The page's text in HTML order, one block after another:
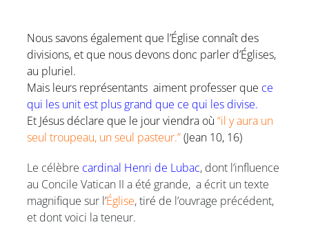
Nous savons également que l’Église connaît des
divisions, et que nous devons donc parler d’Églises,
au pluriel.
Mais leurs représentants aiment professer que ce
qui les unit est plus grand que ce qui les divise.
Et Jésus déclare que le jour viendra où “il y aura un
seul troupeau, un seul pasteur.”(Jean 10, 16)
Le célèbre cardinal Henri de Lubac, dont l’influence
au Concile Vatican II a été grande, a écrit un texte
magnifique sur l’Église, tiré de l’ouvrage précédent,
et dont voici la teneur.